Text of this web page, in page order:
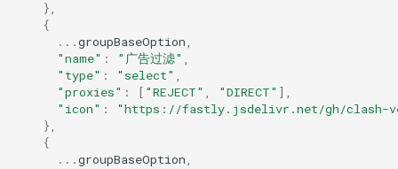
},
{
...groupBaseOption,
"name" : "广告过滤" ,
"type" : "select" ,
"proxies" : [ "REJECT" , "DIRECT" ],
"icon" :
"https://fastly.jsdelivr.net/gh/clash-
},
{
...groupBaseOption,